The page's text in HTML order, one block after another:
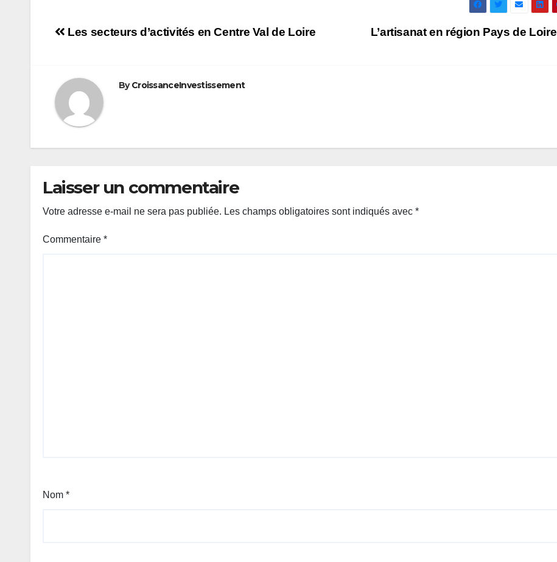
Navigation
l’article
L’artisanat en région Pays de Loire
Les secteurs d’activités en Centre Val de Loire
ByCroissanceInvestissement
Laisser un commentaire
Votre adresse e-mail ne sera pas publiée. Les champs obligatoires sont indiqués avec *
Commentaire *
Nom *